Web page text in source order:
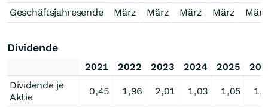
Geschäftsjahresende
März März März März März
Dividende
2021 2022 2023 2024 2025
Dividende je
Aktie
0,45 1,96 2,01 1,03 1,05